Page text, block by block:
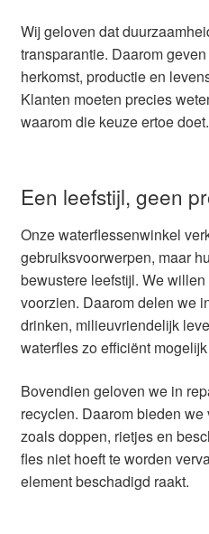
Wij geloven dat
transparantie. Daarom
herkomst, productie en
Klanten moeten precies
waarom die keuze ertoe doet.
Een leefstijl, geen
Onze waterflessenwinkel
gebruiksvoorwerpen, maar
bewustere leefstijl. We
voorzien. Daarom delen we
drinken, milieuvriendelijk
waterfles zo efficiënt
Bovendien geloven we in
recyclen. Daarom bieden
zoals doppen, rietjes en
fles niet hoeft te worden
element beschadigd raakt.